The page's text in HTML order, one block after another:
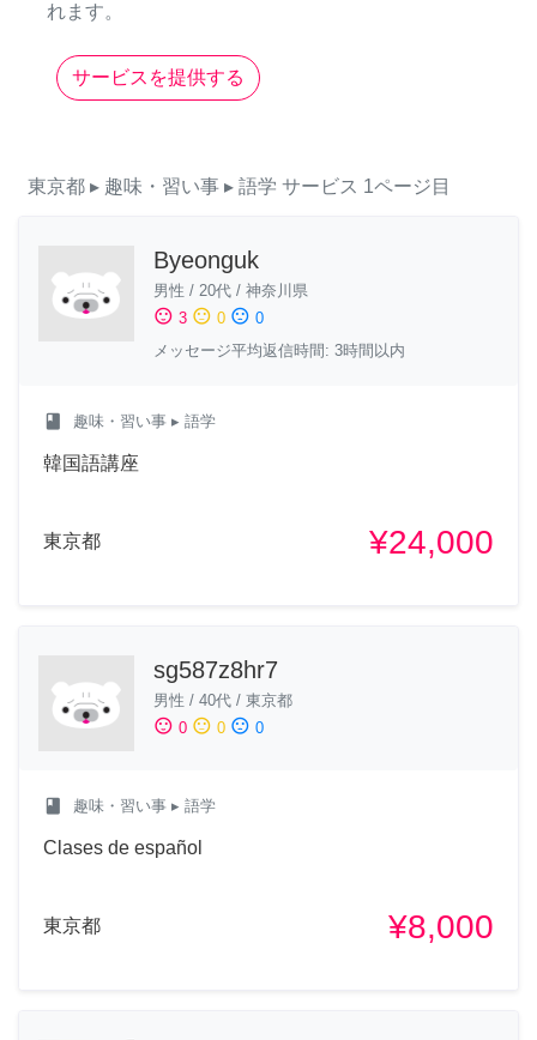
れます。
サービスを提供する
東京都 ▸ 趣味・習い事 ▸ 語学 サービス 1ページ目
Byeonguk
男性 / 20代 / 神奈川県
sentiment_satisfied 3 sentiment_neutral 0 sentiment_dissatisfied 0
メッセージ平均返信時間: 3時間以内
class 趣味・習い事 ▸ 語学
韓国語講座
東京都 ¥24,000
sg587z8hr7
男性 / 40代 / 東京都
sentiment_satisfied 0 sentiment_neutral 0 sentiment_dissatisfied 0
class 趣味・習い事 ▸ 語学
Clases de español
東京都 ¥8,000